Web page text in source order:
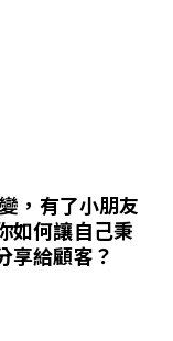
，有了小朋友
如何讓自己秉
享給顧客？